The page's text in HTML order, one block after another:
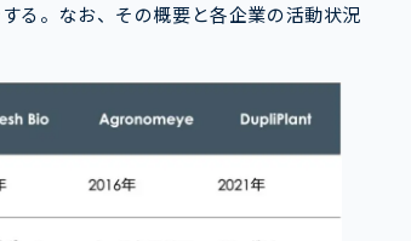
る。なお、その概要と各企業の活動状況